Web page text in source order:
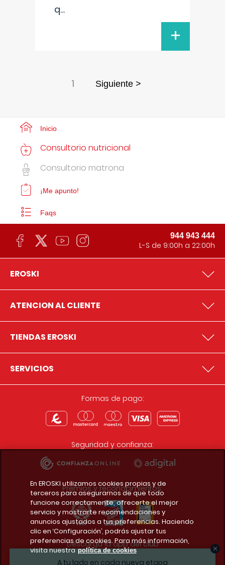
q...
+
1 Siguiente >
A tu lado en cada nueva etapa
Inicio
Consultorio nutricional
Consultorio matrona
¡Me apunto!
Faqs
944 943 444
L-S de 9:00h a 22:00h
EROSKI
ATENCION AL CLIENTE
TIENDAS EROSKI
SERVICIOS
Formas de pago:
Seguridad y confianza:
Premios y reconocimientos:
Descarga la app del club
En EROSKI utilizamos cookies propias y de
terceros para asegurarnos de que todo
funcione correctamente, ofrecerte el mejor
servicio y mostrarte recomendaciones y
anuncios ajustados a tus preferencias. Haciendo
clic en ‘Configuración’, podrás ajustar tus
preferencias de cookies. Para más información,
visita nuestra política de cookies